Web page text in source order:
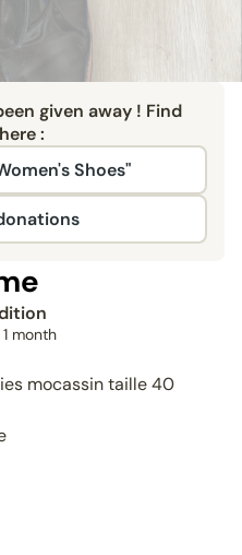
given away ! Find
:
Shoes"
1 month
mocassin taille 40